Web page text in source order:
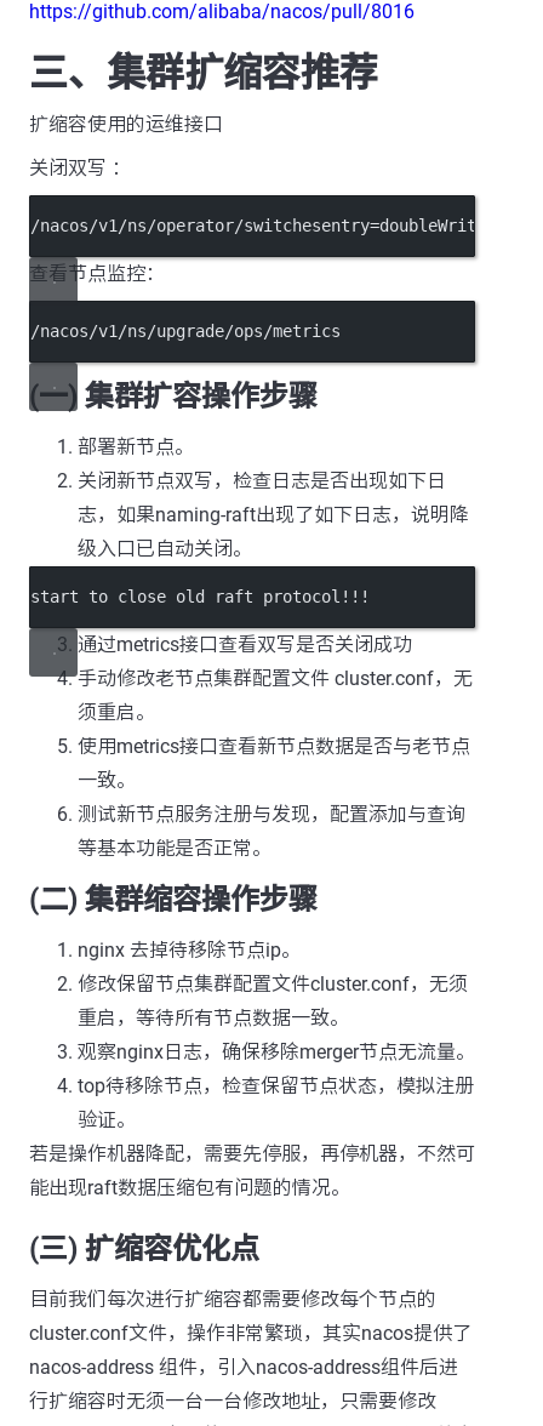
https://github.com/alibaba/nacos/pull/8016
三、集群扩缩容推荐
扩缩容使用的运维接口
关闭双写 ：
/nacos/v1/ns/operator/
查看节点监控：
/nacos/v1/ns/upgrade/ops/metrics
(一) 集群扩容操作步骤
部署新节点。
关闭新节点双写，检查日志是否出现如下日
志，如果naming-raft出现了如下日志，说明降
级入口已自动关闭。
start to close old raft protocol!!!
通过metrics接口查看双写是否关闭成功
手动修改老节点集群配置文件 cluster.conf，无
须重启。
使用metrics接口查看新节点数据是否与老节点
一致。
测试新节点服务注册与发现，配置添加与查询
等基本功能是否正常。
(二) 集群缩容操作步骤
nginx 去掉待移除节点ip。
修改保留节点集群配置文件cluster.conf，无须
重启，等待所有节点数据一致。
观察nginx日志，确保移除merger节点无流量。
top待移除节点，检查保留节点状态，模拟注册
验证。
若是操作机器降配，需要先停服，再停机器，不然可
能出现raft数据压缩包有问题的情况。
(三) 扩缩容优化点
目前我们每次进行扩缩容都需要修改每个节点的
cluster.conf文件，操作非常繁琐，其实nacos提供了
nacos-address 组件，引入nacos-address组件后进
行扩缩容时无须一台一台修改地址，只需要修改